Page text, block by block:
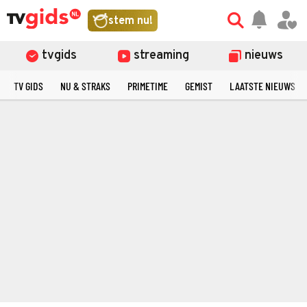
stem nu!
tvgids streaming nieuws
TV GIDS NU & STRAKS PRIMETIME GEMIST LAATSTE NIEUWS